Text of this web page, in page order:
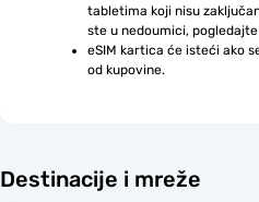
tabletima koji nisu
ste u nedoumici, pogledajte
eSIM kartica će isteći ako
od kupovine.
Destinacije i mreže